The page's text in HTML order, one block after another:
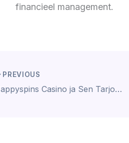
financieel management.
PREVIOUS
Happyspins Casino ja Sen Tarjouksia Muilla Alustoilla